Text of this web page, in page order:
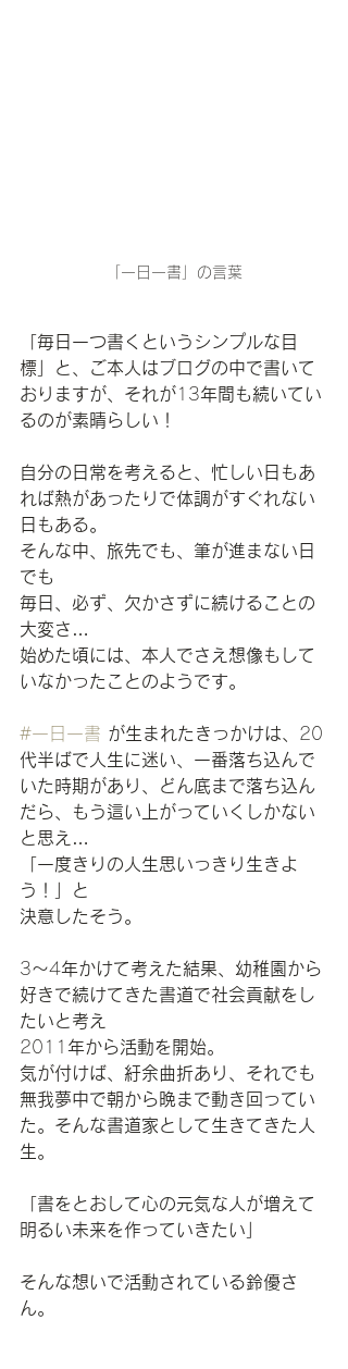
「一日一書」の言葉
「毎日一つ書くというシンプルな目
標」と、ご本人はブログの中で書いて
おりますが、それが13年間も続いてい
るのが素晴らしい！
自分の日常を考えると、忙しい日もあ
れば熱があったりで体調がすぐれない
日もある。
そんな中、旅先でも、筆が進まない日
でも
毎日、必ず、欠かさずに続けることの
大変さ
始めた頃には、本人でさえ想像もして
いなかったことのようです。
#一日一書 が生まれたきっかけは、 20
代半ばで人生に迷い、一番落ち込んで
いた時期があり、どん底まで落ち込ん
だら、もう這い上がっていくしかない
と思え
「一度きりの人生思いっきり生きよ
う！」と
決意したそう。
3〜4年かけて考えた結果、幼稚園から
好きで続けてきた書道で社会貢献をし
たいと考え
2011 年から活動を開始。
気が付けば、紆余曲折あり、それでも
無我夢中で朝から晩まで動き回ってい
た。そんな書道家として生きてきた人
生。
「書をとおして心の元気な人が増えて
明るい未来を作っていきたい」
そんな想いで活動されている鈴優さ
ん。